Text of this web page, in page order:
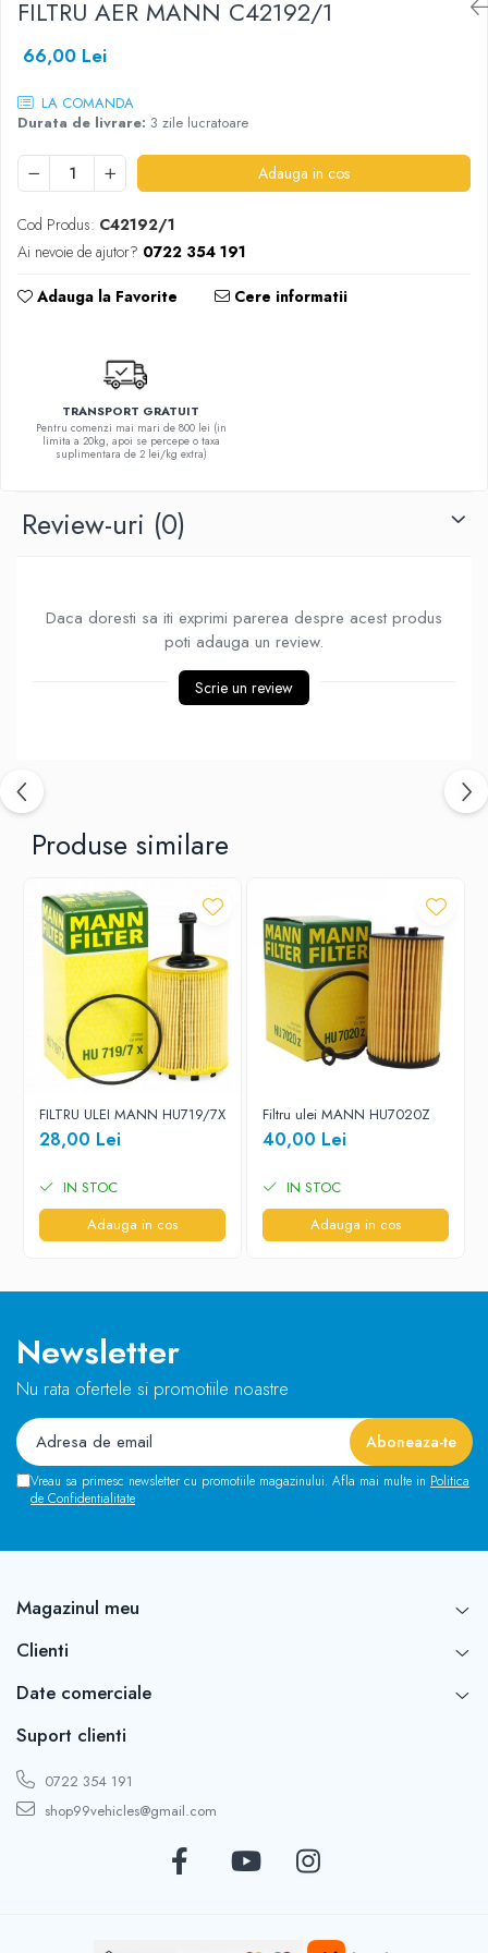
SHELL
USVO
FILTRU AER MANN C42192/1
66,00 Lei
LA COMANDA
Durata de livrare: 3 zile lucratoare
Adauga in cos
Cod Produs: C42192/1
Ai nevoie de ajutor? 0722 354 191
Adauga la Favorite Cere informatii
TRANSPORT GRATUIT
Pentru comenzi mai mari de 800 lei (in
limita a 20kg, apoi se percepe o taxa
suplimentara de 2 lei/kg extra)
Review-uri (0)
Daca doresti sa iti exprimi parerea despre acest produs
poti adauga un review.
Scrie un review
Produse similare
FILTRU ULEI MANN HU719/7X
28,00 Lei
IN STOC
Adauga in cos
Filtru ulei MANN HU7020Z
40,00 Lei
IN STOC
Adauga in cos
Newsletter
Nu rata ofertele si promotiile noastre
Vreau sa primesc newsletter cu promotiile magazinului. Afla mai multe in Politica
de Confidentialitate
Magazinul meu
Clienti
Date comerciale
Suport clienti
0722 354 191
shop99vehicles@gmail.com